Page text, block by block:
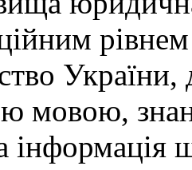
України,
мовою,
інформація